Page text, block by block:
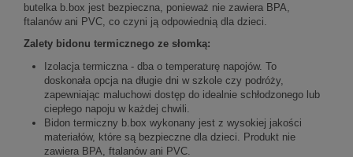
butelka b.box jest bezpieczna, ponieważ nie zawiera BPA,
ftalanów ani PVC, co czyni ją odpowiednią dla dzieci.
Zalety bidonu termicznego ze słomką:
Izolacja termiczna - dba o temperaturę napojów. To
doskonała opcja na długie dni w szkole czy podróży,
zapewniając maluchowi dostęp do idealnie schłodzonego lub
ciepłego napoju w każdej chwili.
Bidon termiczny b.box wykonany jest z wysokiej jakości
materiałów, które są bezpieczne dla dzieci. Produkt nie
zawiera BPA, ftalanów ani PVC.